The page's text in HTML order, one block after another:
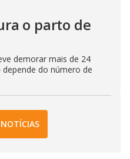
o parto de
demorar mais de 24
do número de